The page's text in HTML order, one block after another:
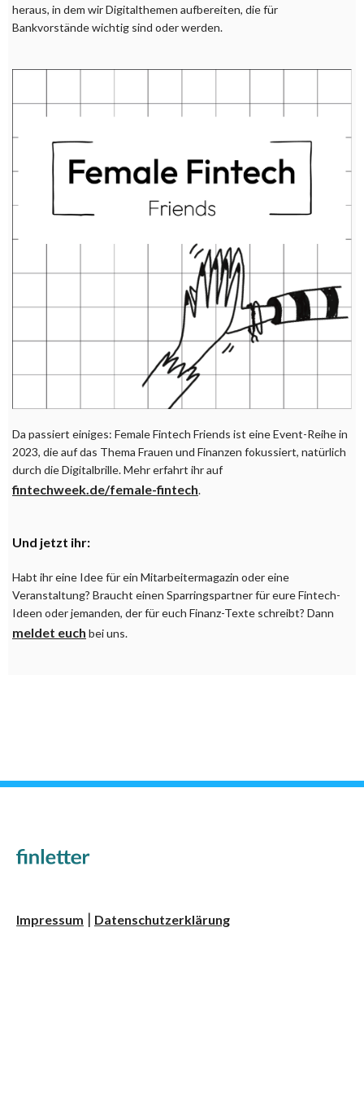
heraus, in dem wir Digitalthemen aufbereiten, die für
Bankvorstände wichtig sind oder werden.
Da passiert einiges: Female Fintech Friends ist eine Event-Reihe in
2023, die auf das Thema Frauen und Finanzen fokussiert, natürlich
durch die Digitalbrille. Mehr erfahrt ihr auf
fintechweek.de/female-fintech.
Und jetzt ihr:
Habt ihr eine Idee für ein Mitarbeitermagazin oder eine
Veranstaltung? Braucht einen Sparringspartner für eure Fintech-
Ideen oder jemanden, der für euch Finanz-Texte schreibt? Dann
meldet euch bei uns.
Impressum Datenschutzerklärung